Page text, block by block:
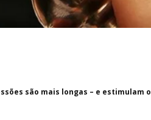
são mais longas – e estimulam o